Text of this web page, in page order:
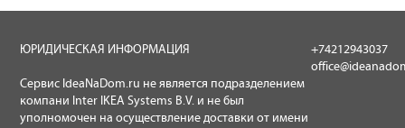
ЮРИДИЧЕСКАЯ ИНФОРМАЦИЯ
Сервис IdeaNaDom.ru не является подразделением
компани Inter IKEA Systems B.V. и не был
уполномочен на осуществление доставки от имени
+74212943037